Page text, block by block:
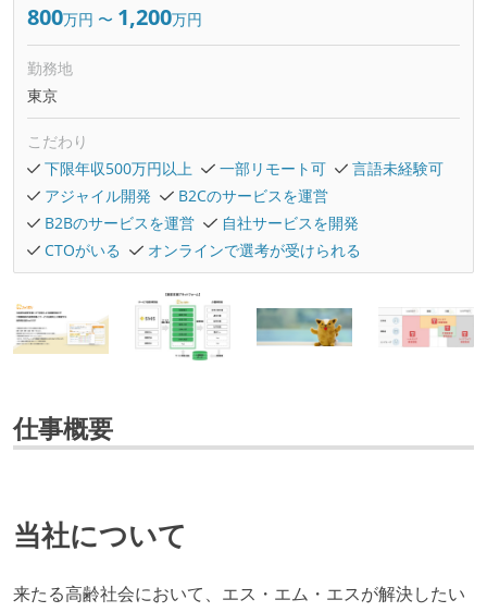
800万円 〜 1,200万円
勤務地
東京
こだわり
下限年収500万円以上
一部リモート可
言語未経験可
アジャイル開発
B2Cのサービスを運営
B2Bのサービスを運営
自社サービスを開発
CTOがいる
オンラインで選考が受けられる
仕事概要
当社について
来たる高齢社会において、エス・エム・エスが解決したい